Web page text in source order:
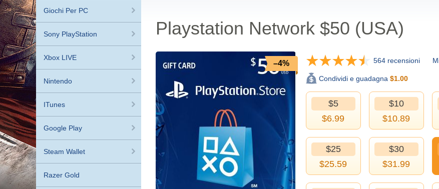
Giochi Per PC
Sony PlayStation
Xbox LIVE
Nintendo
ITunes
Google Play
Steam Wallet
Razer Gold
Playstation Network $50 (USA)
–4% 564 recensioni
Condividi e guadagna $1.00
$5
$6.99
$10
$10.89
$25
$25.59
$30
$31.99